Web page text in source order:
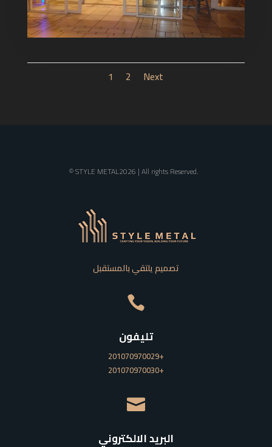
1 2 Next
© STYLE METAL2026 | All rights Reserved.
تصميم يلتقي بالمستقبل

تليفون
201070970029+
201070970030+

البريد الالكتروني